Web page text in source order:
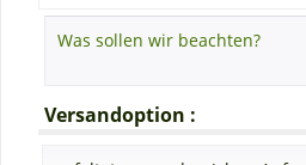
Versandoption :